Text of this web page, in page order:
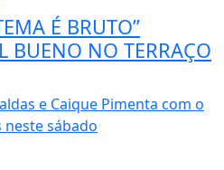
É BRUTO”
BUENO NO TERRAÇO